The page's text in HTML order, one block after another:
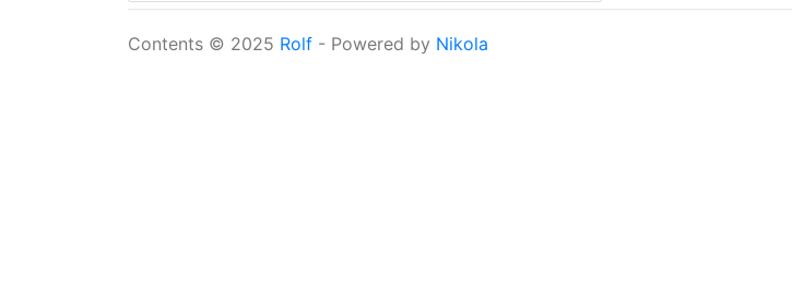
Contents © 2025 Rolf - Powered by Nikola